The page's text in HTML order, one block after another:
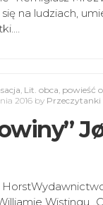
się na ludziach,
, Lit. obca, powieść
2016 by Przeczytanki
Wistingu